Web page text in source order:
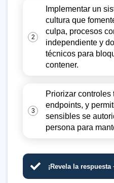
2
Implementar un
cultura que
culpa, procesos
independiente y
técnicos para
contener.
3
Priorizar controles
endpoints, y
sensibles se
persona para
¡Revela la